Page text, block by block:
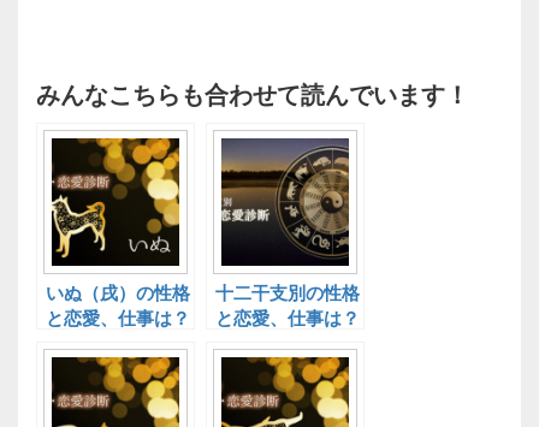
みんなこちらも合わせて読んでいます！
いぬ（戌）の性格
と恋愛、仕事は？
十二干支別性格診
断！
十二干支別の性格
と恋愛、仕事は？
十二干支別性格診
断！